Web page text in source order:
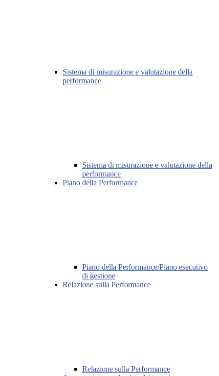
Sistema di misurazione e valutazione della
performance
Sistema di misurazione e valutazione della
performance
Piano della Performance
Piano della Performance/Piano esecutivo
di gestione
Relazione sulla Performance
Relazione sulla Performance